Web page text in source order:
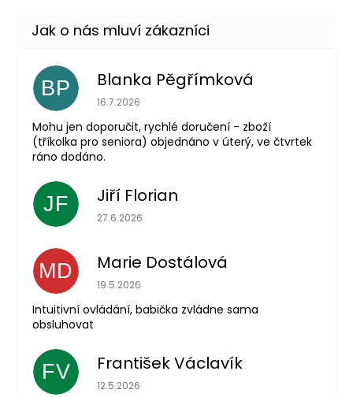
BP Blanka Pěgřímková
Hodnocení obchodu je 5 z 5 hvězdiček.
16.7.2026
Mohu jen doporučit, rychlé doručení - zboží
(tříkolka pro seniora) objednáno v úterý, ve čtvrtek
ráno dodáno.
JF Jiří Florian
Hodnocení obchodu je 5 z 5 hvězdiček.
27.6.2026
MD Marie Dostálová
Hodnocení obchodu je 5 z 5 hvězdiček.
19.5.2026
Intuitivní ovládání, babička zvládne sama
obsluhovat
FV František Václavík
Hodnocení obchodu je 5 z 5 hvězdiček.
12.5.2026